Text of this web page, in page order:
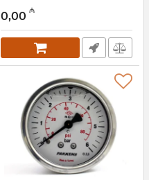
0631001208
Artikul: 006001224
0,00 ₼